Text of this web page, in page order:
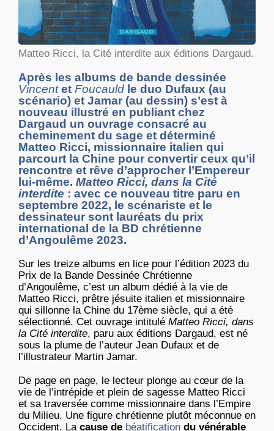
Matteo Ricci, la Cité interdite aux éditions Dargaud.
Après les albums de bande dessinée
Vincentet Foucauld le duo Dufaux (au
scénario) et Jamar (au dessin) s’est à
nouveau illustré en publiant chez
Dargaud un ouvrage consacré au
cheminement du sage et déterminé
Matteo Ricci, missionnaire italien qui
parcourt la Chine pour convertir ceux qu’il
rencontre et rêve d’approcher l’Empereur
lui-même. Matteo Ricci, dans la Cité
interdite : avec ce nouveau titre paru en
septembre 2022, le scénariste et le
dessinateur sont lauréats du prix
international de la BD chrétienne
d’Angoulême 2023.
Sur les treize albums en lice pour l’édition 2023 du
Prix de la Bande Dessinée Chrétienne
d’Angoulême, c’est un album dédié à la vie de
Matteo Ricci, prêtre jésuite italien et missionnaire
qui sillonne la Chine du 17ème siècle, qui a été
sélectionné. Cet ouvrage intitulé Matteo Ricci, dans
la Cité interdite, paru aux éditions Dargaud, est né
sous la plume de l’auteur Jean Dufaux et de
l’illustrateur Martin Jamar.
De page en page, le lecteur plonge au cœur de la
vie de l’intrépide et plein de sagesse Matteo Ricci
et sa traversée comme missionnaire dans l’Empire
du Milieu. Une figure chrétienne plutôt méconnue en
Occident. La cause de béatification du vénérable